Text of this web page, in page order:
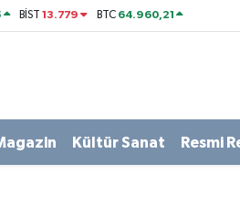
BİST13.779 BTC 64.960,21
Kültür Sanat Resmi